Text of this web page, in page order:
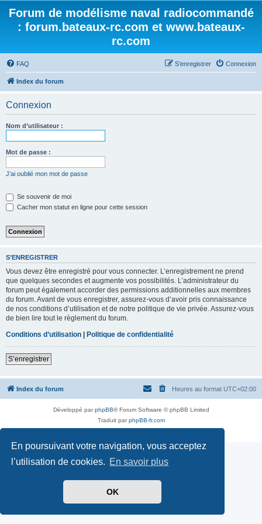
En poursuivant votre navigation, vous acceptez
l’utilisation de cookies. En savoir plus
OK
Forum de modélisme naval radiocommandé
: forum.bateaux-rc.com et www.bateaux-
rc.com
FAQ Connexion
S’enregistrer
Index du forum
Connexion
Nom d’utilisateur :
Mot de passe :
J’ai oublié mon mot de passe
Se souvenir de moi
Cacher mon statut en ligne pour cette session
S’ENREGISTRER
Vous devez être enregistré pour vous connecter. L’enregistrement ne prend
que quelques secondes et augmente vos possibilités. L’administrateur du
forum peut également accorder des permissions additionnelles aux membres
du forum. Avant de vous enregistrer, assurez-vous d’avoir pris connaissance
de nos conditions d’utilisation et de notre politique de vie privée. Assurez-vous
de bien lire tout le règlement du forum.
Conditions d’utilisation | Politique de confidentialité
S’enregistrer
Index du forum Heures au format UTC+02:00
Développé parphpBB® Forum Software © phpBB Limited
Traduit parphpBB-fr.com